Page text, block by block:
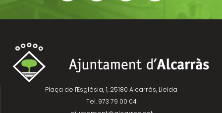
Plaça de l'Església, 1, 25180 Alcarràs, Lleida
Tel. 973 79 00 04